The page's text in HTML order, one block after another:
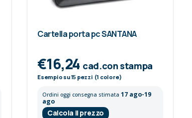
Cartella porta pc SANTANA
€16,24 cad.con stampa
Esempio su15 pezzi (1 colore)
Ordini oggi consegna stimata 17 ago-19
ago
Calcola il prezzo